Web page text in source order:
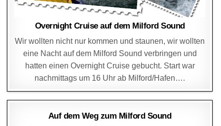
Overnight Cruise auf dem Milford Sound
Wir wollten nicht nur kommen und staunen, wir wollten
eine Nacht auf dem Milford Sound verbringen und
hatten einen Overnight Cruise gebucht. Start war
nachmittags um 16 Uhr ab Milford/Hafen….
DAGMAR 19. OKTOBER 2004
Auf dem Weg zum Milford Sound